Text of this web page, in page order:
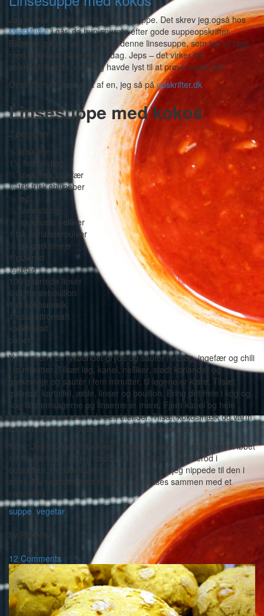
Jeg er ikke særlig god til at spise suppe. Det skrev jeg også hos
MissMuffini går, da hun spurgte efter gode suppeopskrifter.
Bagefter gik jeg ud og lavede denne linsesuppe, som jeg vil tage
med til frokost på arbejde i dag. Jeps – det virker lidt
selvmodsigende, men jeg havde lyst til at prøve noget nyt!
Opskriften er inspireret af en, jeg så påopskrifter.dk
Linsesuppe med kokos
2 personer
½ spsk olie
1½ fed hvidløg
½ spsk frisk ingefær
½ tsk frisk chilipeber
½ løg
½ kanelstang
½ tsk knuste nelliker
1 tsk korianderpulver
½ tsk gurkemeje
1 gulerod
½ æble
100 g tørrede linser
6 dl hønsebouillon
1 dl kokosmælk
1 spsk citronsaft
køkkensalt
peber
Varm olien i en tykbundet gryde og sautér hvidløg, ingefær og chili
i to minutter. Tilsæt løg, kanel, nelliker, stødt koriander og
gurkemeje og sautér i fem minutter, til løgene er klare. Tilsæt
gulerod, kartoffel, æble, linser og bouillon. Bring det hele i kog og
kog til grøntsagerne og linserne er møre. Fjern kanel og hele
nelliker og purér det hele i en blender. Tilsæt kokosmælk og varm
suppen igennem. Smag til med salt, peber og citronsaft.
Note: Jeg brugte chilipulver i stedet for frisk chili, og så var vi løbet
tør for kartofler, så jeg fordoblede mængden af gulerod i
opskriften. Umiddelbart smagte den fint, da jeg nippede til den i
aftes. Nu skal den med til frokost og spises sammen med et
naanbrød.
suppe, vegetar
-
by Piskeriset
-
12 Comments